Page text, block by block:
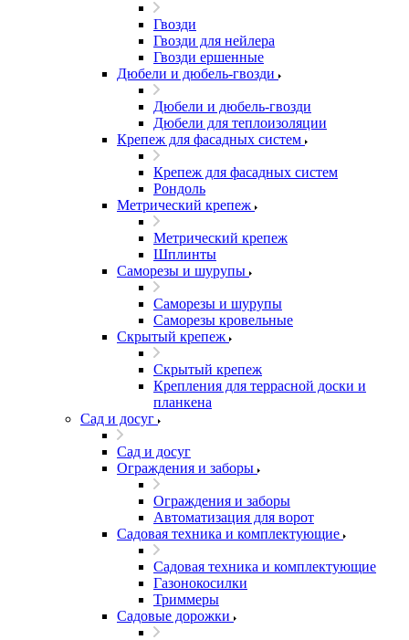
Гвозди
Гвозди для нейлера
Гвозди ершенные
Дюбели и дюбель-гвозди
Дюбели и дюбель-гвозди
Дюбели для теплоизоляции
Крепеж для фасадных систем
Крепеж для фасадных систем
Рондоль
Метрический крепеж
Метрический крепеж
Шплинты
Саморезы и шурупы
Саморезы и шурупы
Саморезы кровельные
Скрытый крепеж
Скрытый крепеж
Крепления для террасной доски и
планкена
Сад и досуг
Сад и досуг
Ограждения и заборы
Ограждения и заборы
Автоматизация для ворот
Садовая техника и комплектующие
Садовая техника и комплектующие
Газонокосилки
Триммеры
Садовые дорожки